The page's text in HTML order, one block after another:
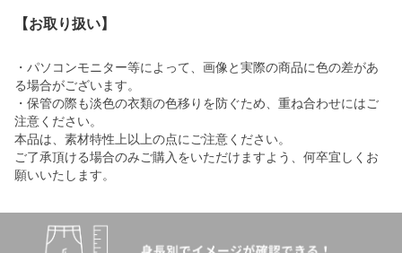
【お取り扱い】
・パソコンモニター等によって、画像と実際の商品に色の差があ
る場合がございます。
・保管の際も淡色の衣類の色移りを防ぐため、重ね合わせにはご
注意ください。
本品は、素材特性上以上の点にご注意ください。
ご了承頂ける場合のみご購入をいただけますよう、何卒宜しくお
願いいたします。